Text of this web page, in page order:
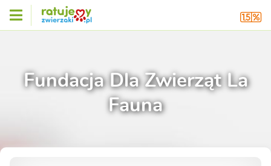
Fundacja Dla Zwierząt La
Fauna